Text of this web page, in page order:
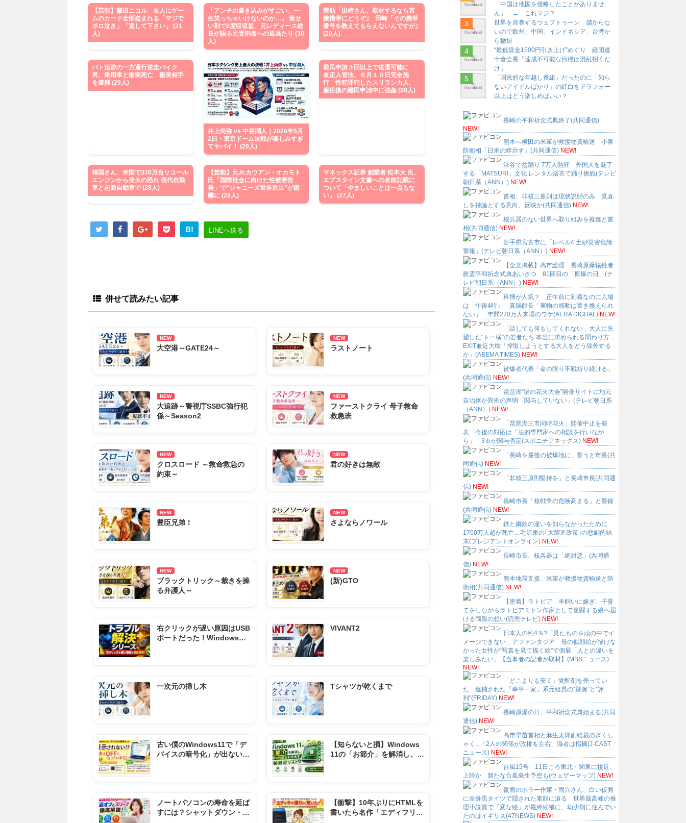
【芸能】藤田ニコル 友人にゲー
ムのカード全部盗まれる「マジで
ボロ泣き」「返して下さい」 (31
人)
「アンチの書き込みがすごい。一
生笑っちゃいけないのか…」 覚せ
い剤で2度収収監、元レディース総
長が語る元受刑者への風当たり (30
人)
蓮舫「田崎さん、取材するなら直
接携帯にどうぞ｣ 田崎「その携帯
番号を教えてもらえないんですが｣
(29人)
パト追跡の一方通行逆走バイク
男、乗用車と衝突死亡 衝突相手
を逮捕 (29人)
井上尚弥 vs 中谷潤人｜2026年5月
2日・東京ドーム決戦が楽しみすぎ
てヤバイ！ (29人)
難民申請３回以上で送還可能に
改正入管法、６月１０日完全施
行 性犯罪犯したスリランカ人、
服役後の難民申請中に強姦 (28人)
韓国さん、米国で330万台リコール
エンジンから発火の恐れ 現代自動
車と起亜自動車で (28人)
【芸能】元Jr.カウアン・オカモト
氏「国際社会に向けた性被害告
発」で“ジャニーズ世界進出”が困
難に (28人)
マネックス証券 創業者 松本大 氏、
エプスタイン文書への名前記載に
ついて「やましいことは一点もな
い」 (27人)
B! LINEへ送る
併せて読みたい記事
NEW
大空港～GATE24～
NEW
ラストノート
NEW
大追跡～警視庁SSBC強行犯
係～Season2
NEW
ファーストクライ 母子救命
救急班
NEW
クロスロード ～救命救急の
約束～
NEW
君の好きは無敵
NEW
豊臣兄弟！
NEW
さよならノワール
NEW
ブラックトリック～裁きを操
る弁護人～
NEW
(新)GTO
右クリックが遅い原因はUSB
ポートだった！Windowsの
VIVANT2
一次元の挿し木 Tシャツが乾くまで
古い僕のWindows11で「デ
バイスの暗号化」が出ない？
【知らないと損】Windows
11の「お節介」を解消し、本
ノートパソコンの寿命を延ば
すには？シャットダウン・再
【衝撃】10年ぶりにHTMLを
書いたら名作「エディフリ」
「中国は他国を侵略したことがありませ
ん」 ← これマジ？
世界を席巻するウェブトゥーン 儲からな
いので欧州、中国、インドネシア、台湾か
ら撤退
“最低賃金1500円引き上げ”めぐり 経団連
十倉会長「達成不可能な目標は混乱招くだ
け」
「国民的な年越し番組」だったのに「知ら
ないアイドルばかり」の紅白をアラフォー
以上はどう楽しめばいい？
長崎の平和祈念式典終了(共同通信)
NEW!
熊本へ横田の米軍が救援物資輸送 小泉
防衛相「日米の絆示す」(共同通信) NEW!
渋谷で盆踊り 7万人熱狂 外国人を魅了
する「MATSURI」文化 レンタル浴衣で踊り挑戦(テレビ
朝日系（ANN）) NEW!
首相、非核三原則は現状説明のみ 見直
しを持論とする意向、反映か(共同通信) NEW!
核兵器のない世界へ取り組みを推進と首
相(共同通信) NEW!
岩手県宮古市に「レベル4 土砂災害危険
警報」(テレビ朝日系（ANN）) NEW!
【全文掲載】高市総理 長崎原爆犠牲者
慰霊平和祈念式典あいさつ 81回目の「原爆の日」(テ
レビ朝日系（ANN）) NEW!
科博が人気？ 正午前に到着なのに入場
は「午後4時」 真鍋館長「実物の感動は置き換えられ
ない」 年間270万人来場のワケ(AERA DIGITAL) NEW!
「話しても何もしてくれない」大人に失
望した“トー横”の若者たち 本当に求められる関わり方
EXIT兼近大樹「搾取しようとする大人をどう除外する
か」(ABEMA TIMES) NEW!
被爆者代表「命の限り不戦祈り続ける」
(共同通信) NEW!
琵琶湖“謎の花火大会”開催サイトに地元
自治体が異例の声明「関与していない」(テレビ朝日系
（ANN）) NEW!
「琵琶湖三市同時花火」開催中止を発
表 今後の対応は「法的専門家への相談を行いなが
ら」 3市が関与否定(スポニチアネックス) NEW!
「長崎を最後の被爆地に」誓うと市長(共
同通信) NEW!
「非核三原則堅持を」と長崎市長(共同通
信) NEW!
長崎市長「核戦争の危険高まる」と警鐘
(共同通信) NEW!
鉄と鋼鉄の違いを知らなかったために
1700万人超が死亡…毛沢東の｢大躍進政策｣の悲劇的結
末(プレジデントオンライン) NEW!
長崎市長、核兵器は「絶対悪」(共同通
信) NEW!
熊本地震支援、米軍が救援物資輸送と防
衛相(共同通信) NEW!
【密着】ラトビア 羊飼いに嫁ぎ、子育
てをしながらラトビアミトン作家として奮闘する娘へ届
ける両親の想い(読売テレビ) NEW!
日本人の約4％?「見たものを頭の中でイ
メージできない」アファンタジア 母の似顔絵が描けな
かった女性が“写真を見て描く絵”で個展「人との違いを
楽しみたい」【当事者の記者が取材】(MBSニュース)
NEW!
「どこよりも安く」覚醒剤を売ってい
た…逮捕された「幸平一家」系元組員の“辣腕”と”評
判”(FRIDAY) NEW!
長崎原爆の日、平和祈念式典始まる(共同
通信) NEW!
高市早苗首相と麻生太郎副総裁のぎくし
ゃく...「2人の関係が政権を左右」識者は指摘(J-CAST
ニュース) NEW!
台風15号 11日ごろ東北・関東に接近、
上陸か 新たな台風発生予想も(ウェザーマップ) NEW!
覆面のホラー作家・雨穴さん、白い仮面
に全身黒タイツで隠された素顔に迫る 世界最高峰の推
理小説賞で「変な絵」が最終候補に、幼少期に住んでい
たのはイギリス(47NEWS) NEW!